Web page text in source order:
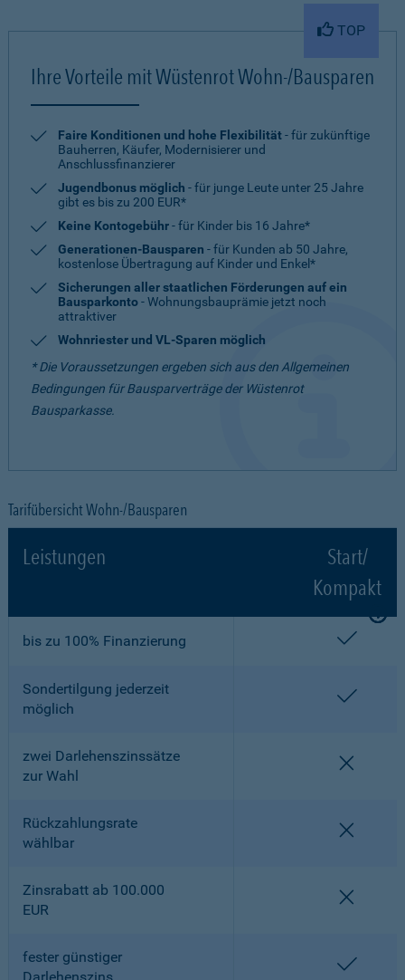
TOP
Ihre Vorteile mit Wüstenrot Wohn-/Bausparen
Faire Konditionen und hohe Flexibilität- für zukünftige
Bauherren, Käufer, Modernisierer und
Anschlussfinanzierer
Jugendbonus möglich - für junge Leute unter 25 Jahre
gibt es bis zu 200 EUR*
Keine Kontogebühr- für Kinder bis 16 Jahre*
Generationen-Bausparen - für Kunden ab 50 Jahre,
kostenlose Übertragung auf Kinder und Enkel*
Sicherungen aller staatlichen Förderungen auf ein
Bausparkonto- Wohnungsbauprämie jetzt noch
attraktiver
Wohnriester und VL-Sparen möglich
* Die Voraussetzungen ergeben sich aus den Allgemeinen
Bedingungen für Bausparverträge der Wüstenrot
Bausparkasse.
Tarifübersicht Wohn-/Bausparen
Leistungen
Start/
Kompakt
bis zu 100% Finanzierung
Sondertilgung jederzeit
möglich
zwei Darlehenszinssätze
zur Wahl
Rückzahlungsrate
wählbar
Zinsrabatt ab 100.000
EUR
fester günstiger